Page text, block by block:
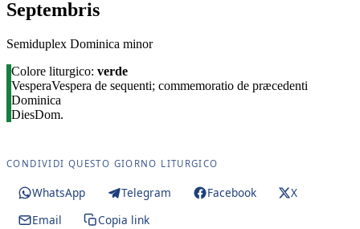
Septembris
Semiduplex Dominica minor
Colore liturgico: verde
VesperaVespera de sequenti; commemoratio de præcedenti
Dominica
DiesDom.
CONDIVIDI QUESTO GIORNO LITURGICO
WhatsApp Telegram Facebook
X
Email
Copia link